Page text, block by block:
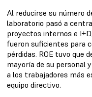
Al reducirse su número
laboratorio pasó a
proyectos internos e
fueron suficientes para
pérdidas. ROE tuvo que
mayoría de su personal
a los trabajadores más
equipo directivo.